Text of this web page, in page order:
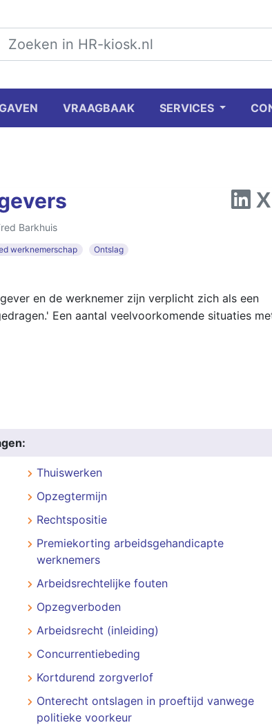
VRAAGBAAK SERVICES
Barkhuis
werknemerschap Ontslag
en de werknemer zijn verplicht zich als een
Een aantal veelvoorkomende situaties
Thuiswerken
Opzegtermijn
Rechtspositie
Premiekorting arbeidsgehandicapte
werknemers
Arbeidsrechtelijke fouten
Opzegverboden
Arbeidsrecht (inleiding)
Concurrentiebeding
Kortdurend zorgverlof
Onterecht ontslagen in proeftijd vanwege
politieke voorkeur